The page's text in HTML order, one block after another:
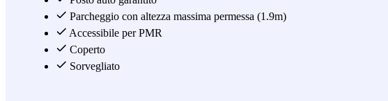
Parcheggio con altezza massima permessa (1.9m)
Accessibile per PMR
Coperto
Sorvegliato